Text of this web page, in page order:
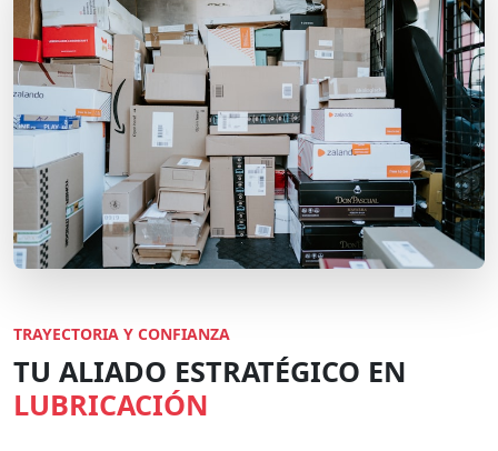
TRAYECTORIA Y CONFIANZA
TU ALIADO ESTRATÉGICO EN
LUBRICACIÓN